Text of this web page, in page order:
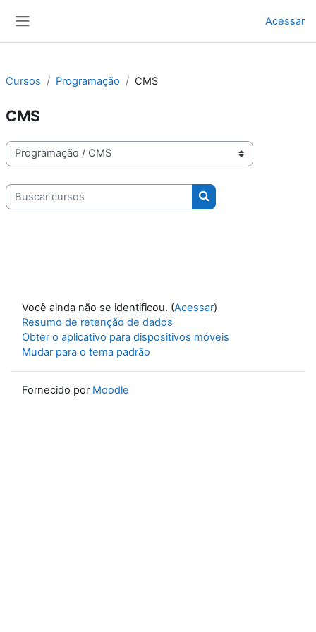
Acessar
Cursos Programação CMS
CMS
Categorias de Cursos
Buscar cursos
Buscar cursos
Você ainda não se identificou. (Acessar)
Resumo de retenção de dados
Obter o aplicativo para dispositivos móveis
Mudar para o tema padrão
Fornecido por Moodle